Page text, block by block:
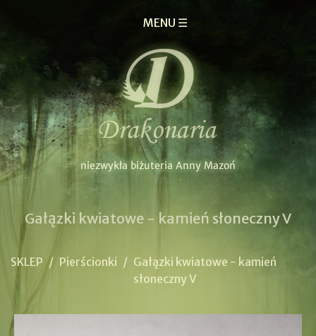
MENU ☰
Gałązki kwiatowe - kamień słoneczny V
SKLEP / Pierścionki / Gałązki kwiatowe - kamień
słoneczny V